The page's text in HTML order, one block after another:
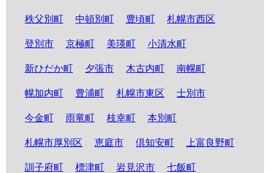
秩父別町 中頓別町 豊頃町 札幌市西区
登別市 京極町 美瑛町 小清水町
新ひだか町 夕張市 木古内町 南幌町
幌加内町 豊浦町 札幌市東区 士別市
今金町 雨竜町 枝幸町 本別町
札幌市厚別区 恵庭市 倶知安町 上富良野町
訓子府町 標津町 岩見沢市 七飯町